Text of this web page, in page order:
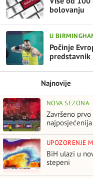
bolovanju
U
Počinje
predstavnik
Najnovije
NOVA SEZONA
Završeno
najposjećenija
UPOZORENJE
BiH ulazi u
stepeni